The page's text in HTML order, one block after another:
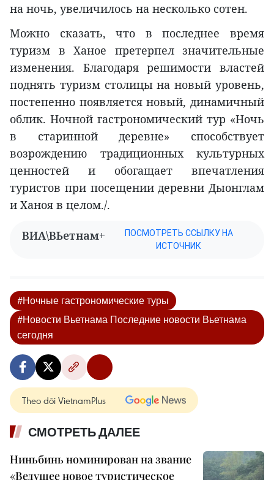
на ночь, увеличилось на несколько сотен.
Можно сказать, что в последнее время
туризм в Ханое претерпел значительные
изменения. Благодаря решимости властей
поднять туризм столицы на новый уровень,
постепенно появляется новый, динамичный
облик. Ночной гастрономический тур «Ночь
в старинной деревне» способствует
возрождению традиционных культурных
ценностей и обогащает впечатления
туристов при посещении деревни Дыонглам
и Ханоя в целом./.
ВИА\ВЬетнам+
ПОСМОТРЕТЬ ССЫЛКУ НА
ИСТОЧНИК
#Ночные гастрономические туры
#Новости Вьетнама Последние новости Вьетнама
сегодня
Theo dõi VietnamPlus
СМОТРЕТЬ ДАЛЕЕ
Ниньбинь номинирован на звание
«Ведущее новое туристическое